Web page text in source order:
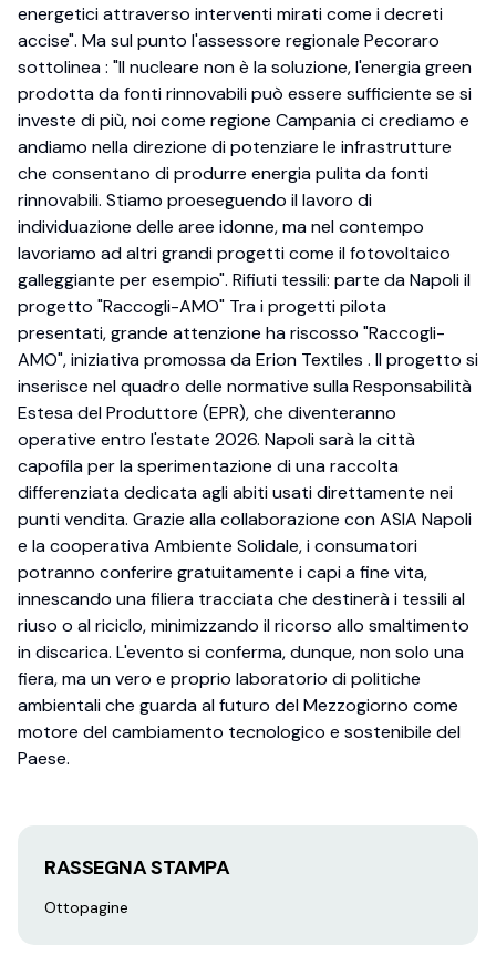
energetici attraverso interventi mirati come i decreti
accise". Ma sul punto l'assessore regionale Pecoraro
sottolinea : "Il nucleare non è la soluzione, l'energia green
prodotta da fonti rinnovabili può essere sufficiente se si
investe di più, noi come regione Campania ci crediamo e
andiamo nella direzione di potenziare le infrastrutture
che consentano di produrre energia pulita da fonti
rinnovabili. Stiamo proeseguendo il lavoro di
individuazione delle aree idonne, ma nel contempo
lavoriamo ad altri grandi progetti come il fotovoltaico
galleggiante per esempio". Rifiuti tessili: parte da Napoli il
progetto "Raccogli-AMO" Tra i progetti pilota
presentati, grande attenzione ha riscosso "Raccogli-
AMO", iniziativa promossa da Erion Textiles . Il progetto si
inserisce nel quadro delle normative sulla Responsabilità
Estesa del Produttore (EPR), che diventeranno
operative entro l'estate 2026. Napoli sarà la città
capofila per la sperimentazione di una raccolta
differenziata dedicata agli abiti usati direttamente nei
punti vendita. Grazie alla collaborazione con ASIA Napoli
e la cooperativa Ambiente Solidale, i consumatori
potranno conferire gratuitamente i capi a fine vita,
innescando una filiera tracciata che destinerà i tessili al
riuso o al riciclo, minimizzando il ricorso allo smaltimento
in discarica. L'evento si conferma, dunque, non solo una
fiera, ma un vero e proprio laboratorio di politiche
ambientali che guarda al futuro del Mezzogiorno come
motore del cambiamento tecnologico e sostenibile del
Paese.
RASSEGNA STAMPA
Ottopagine